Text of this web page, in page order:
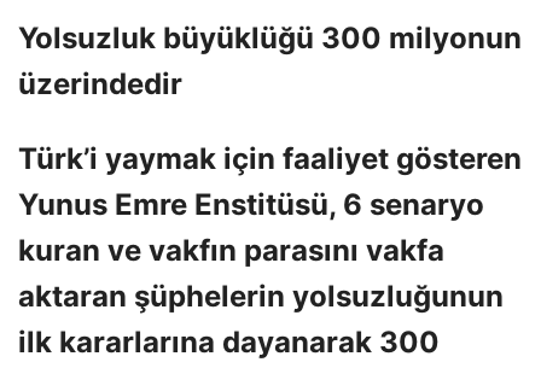
Yolsuzluk büyüklüğü 300 milyonun
üzerindedir
Türk’i yaymak için faaliyet gösteren
Yunus Emre Enstitüsü, 6 senaryo
kuran ve vakfın parasını vakfa
aktaran şüphelerin yolsuzluğunun
ilk kararlarına dayanarak 300